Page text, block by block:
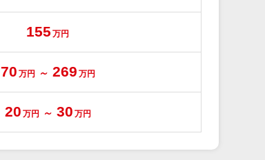
155 万円
70 万円～ 269 万円
20 万円～ 30 万円